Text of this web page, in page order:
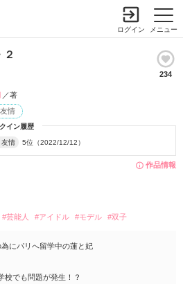
メニュー
ログイン
２
234
作品情報
イン履歴
友情 5位（2022/12/12）
情
／著
#芸能人 #アイドル #モデル #双子
にパリへ留学中の蓮と妃
校でも問題が発生！？